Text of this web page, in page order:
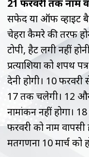
21 फरवरी तक नाम
सफेद या ऑफ व्हाइट
चेहरा कैमरे की तरफ
टोपी, हैट लगी नहीं
प्रत्याशियों को शपथ
देनी होगी। 10 फरवरी
17 तक चलेगी। 12
नामांकन नहीं होगा।
फरवरी को नाम वापसी
मतगणना 10 मार्च को